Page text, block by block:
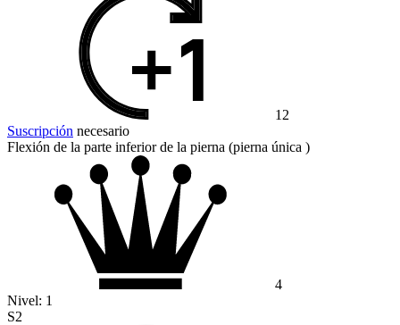
12
Suscripción necesario
Flexión de la parte inferior de la pierna (pierna única )
4
Nivel: 1
S2